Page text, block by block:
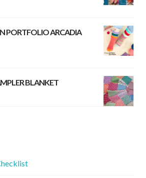
PORTFOLIO ARCADIA
BLANKET